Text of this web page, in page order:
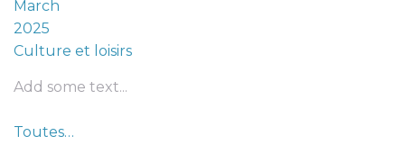
March
2025
Culture et loisirs
Add some text...
Toutes…